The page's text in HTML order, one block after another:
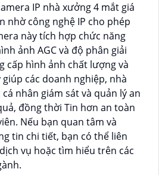
IP nhà xưởng 4 mắt giá
nhờ công nghệ IP cho phép
này tích hợp chức năng
ảnh AGC và độ phân giải
cấp hình ảnh chất lượng và
các doanh nghiệp, nhà
nhân giám sát và quản lý an
đồng thời Tin hơn an toàn
Nếu bạn quan tâm và
tin chi tiết, bạn có thể liên
vụ hoặc tìm hiểu trên các